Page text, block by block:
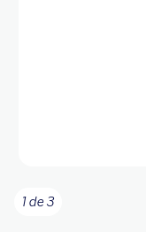
1 de 3